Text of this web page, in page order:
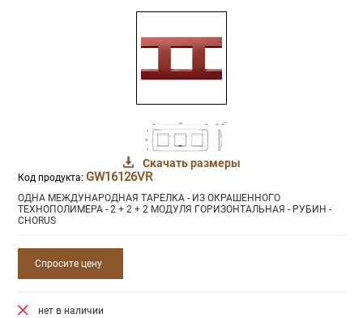
Скачать размеры
Код продукта: GW16126VR
ОДНА МЕЖДУНАРОДНАЯ ТАРЕЛКА - ИЗ ОКРАШЕННОГО
ТЕХНОПОЛИМЕРА - 2 + 2 + 2 МОДУЛЯ ГОРИЗОНТАЛЬНАЯ - РУБИН -
CHORUS
Спросите цену
нет в наличии